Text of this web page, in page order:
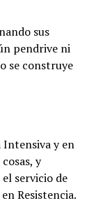
sus
pendrive ni
se construye
Intensiva y en
y
servicio de
Resistencia.